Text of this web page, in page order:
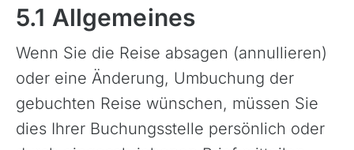
5.1 Allgemeines
Wenn Sie die Reise absagen (annullieren)
oder eine Änderung, Umbuchung der
gebuchten Reise wünschen, müssen Sie
dies Ihrer Buchungsstelle persönlich oder